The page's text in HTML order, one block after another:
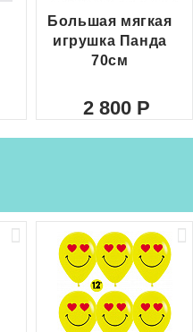
Большая мягкая
игрушка Панда
70см
2 800